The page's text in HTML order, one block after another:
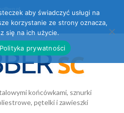
końcówkami, sznurki
pętelki i zawieszki
aby świadczyć usługi na
korzystanie ze strony oznacza,
się na ich użycie.
Polityka prywatności